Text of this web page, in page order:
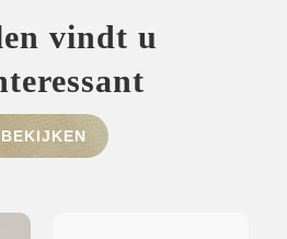
HOME
OVER ONS
vindt u